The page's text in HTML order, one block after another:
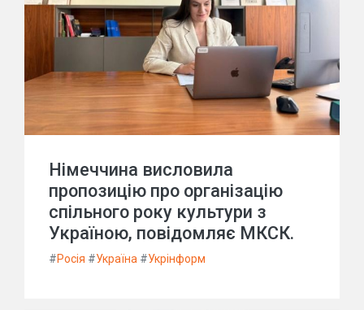
Німеччина висловила
пропозицію про організацію
спільного року культури з
Україною, повідомляє МКСК.
#Росія #Україна #Укрінформ